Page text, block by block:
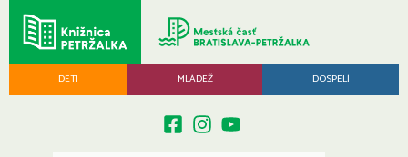
DETI MLÁDEŽ DOSPELÍ